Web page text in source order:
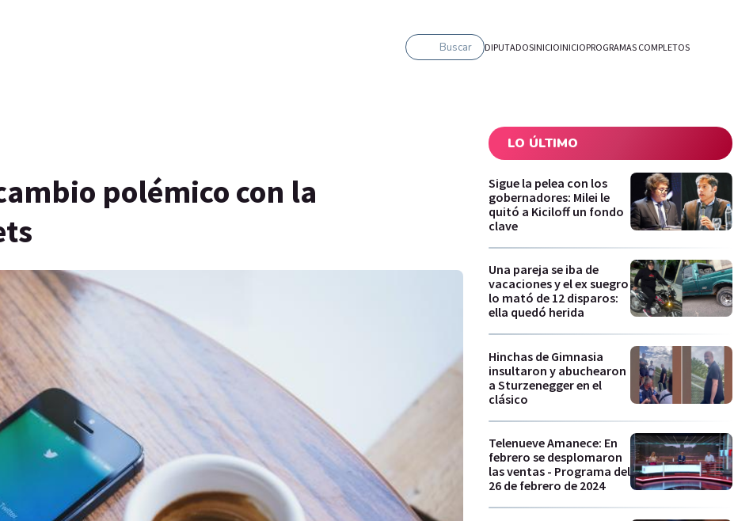
Buscar DIPUTADOSINICIOINICIOPROGRAMAS COMPLETOS
polémico con la
LO ÚLTIMO
Sigue la pelea con los
gobernadores: Milei le
quitó a Kiciloff un fondo
clave
Una pareja se iba de
vacaciones y el ex suegro
lo mató de 12 disparos:
ella quedó herida
Hinchas de Gimnasia
insultaron y abuchearon
a Sturzenegger en el
clásico
Telenueve Amanece: En
febrero se desplomaron
las ventas - Programa del
26 de febrero de 2024